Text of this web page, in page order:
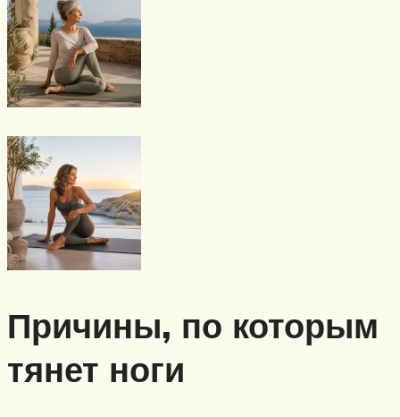
Причины, по которым
тянет ноги